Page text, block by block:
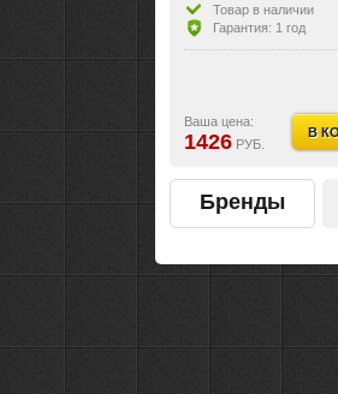
Товар в наличии
Гарантия: 1 год
Ваша цена:
1426 РУБ.
В
Бренды